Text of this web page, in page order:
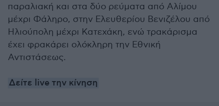
παραλιακή και στα δύο ρεύματα από Αλίμου
μέχρι Φάληρο, στην Ελευθερίου Βενιζέλου από
Ηλιούπολη μέχρι Κατεχάκη, ενώ τρακάρισμα
έχει φρακάρει ολόκληρη την Εθνική
Αντιστάσεως.
Δείτε live την κίνηση